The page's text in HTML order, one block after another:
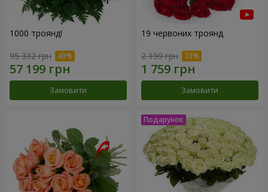
1000 троянд!
95 332 грн
Замовити
19 червоних троянд
2 199 грн
Замовити